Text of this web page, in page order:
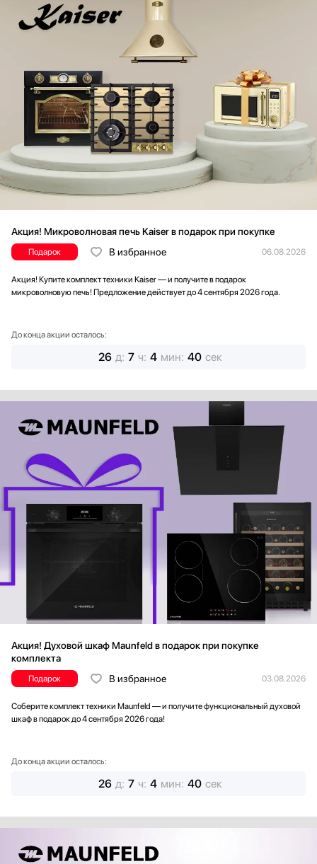
Акция! Микроволновая печь Kaiser в подарок при покупке
Подарок В избранное 06.08.2026
Акция! Купите комплект техники Kaiser — и получите в подарок
микроволновую печь! Предложение действует до 4 сентября 2026 года.
До конца акции осталось:
26 д: 7 ч: 4 мин: 38 сек
Акция! Духовой шкаф Maunfeld в подарок при покупке
комплекта
Подарок В избранное 03.08.2026
Соберите комплект техники Maunfeld — и получите функциональный духовой
шкаф в подарок до 4 сентября 2026 года!
До конца акции осталось:
26 д: 7 ч: 4 мин: 38 сек